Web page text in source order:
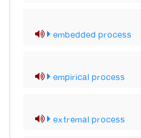
embedded process
empirical process
extremal process